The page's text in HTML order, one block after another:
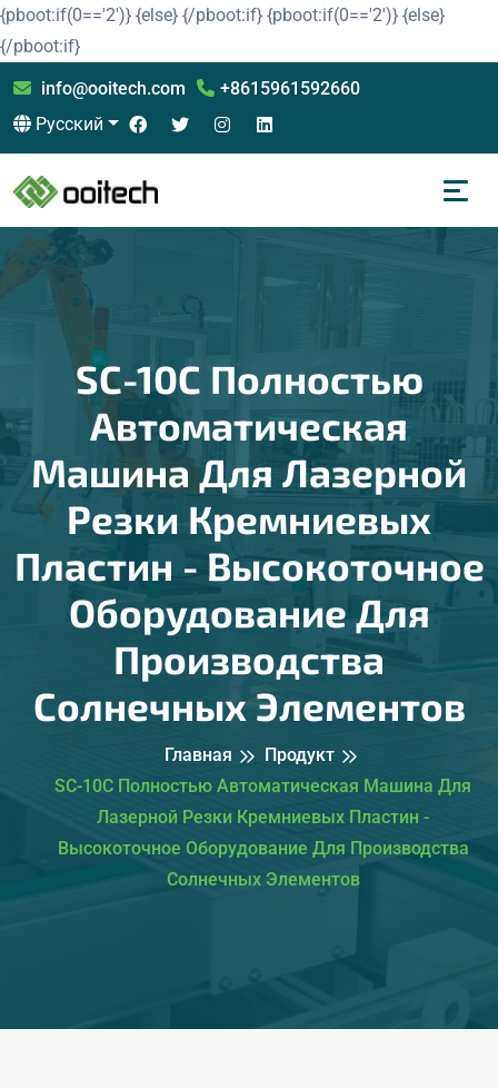
{pboot:if(0=='2')} {else} {/pboot:if} {pboot:if(0=='2')} {else}
{/pboot:if}
info@ooitech.com
+8615961592660
Русский
SC-10C Полностью
Автоматическая
Машина Для Лазерной
Резки Кремниевых
Пластин - Высокоточное
Оборудование Для
Производства
Солнечных Элементов
Главная
Продукт
SC-10C Полностью Автоматическая Машина Для
Лазерной Резки Кремниевых Пластин -
Высокоточное Оборудование Для Производства
Солнечных Элементов